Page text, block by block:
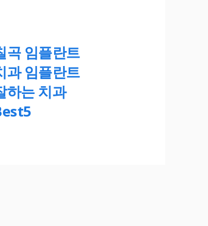
곡 임플란트
과 임플란트
하는 치과